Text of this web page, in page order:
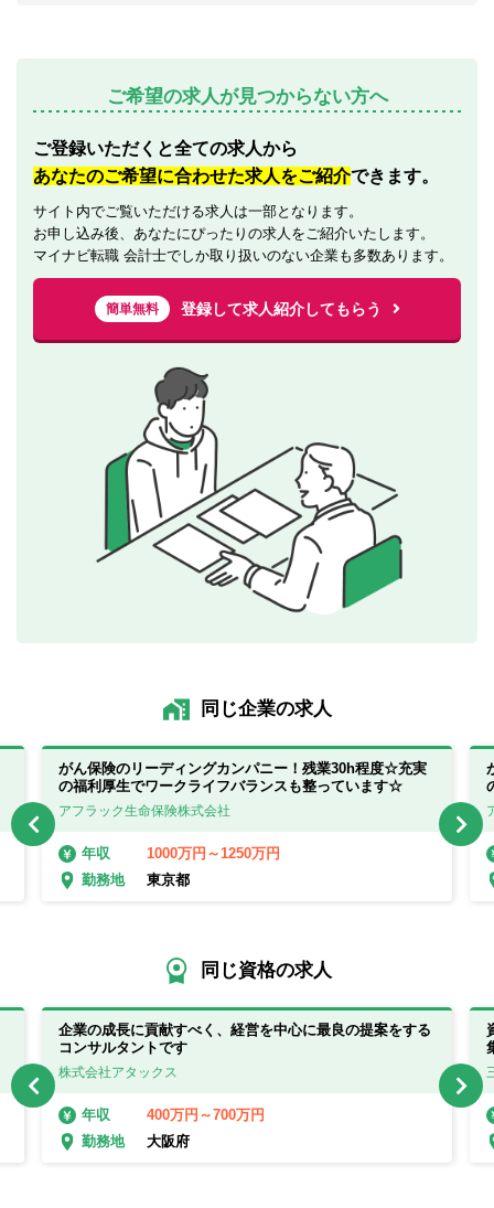
ご希望の求人が見つからない方へ
ご登録いただくと全ての求人から
あなたのご希望に合わせた求人をご紹介できます。
サイト内でご覧いただける求人は一部となります。
お申し込み後、あなたにぴったりの求人をご紹介いたします。
マイナビ転職 会計士でしか取り扱いのない企業も多数あります。
簡単無料 登録して求人紹介してもらう
同じ企業の求人
がん保険のリーディングカンパニー！残業30h程度☆充実
の福利厚生でワークライフバランスも整っています☆
アフラック生命保険株式会社
年収
1000万円～1250万円
勤務地
東京都
同じ資格の求人
企業の成長に貢献すべく、経営を中心に最良の提案をする
コンサルタントです
株式会社アタックス
年収
400万円～700万円
勤務地
大阪府